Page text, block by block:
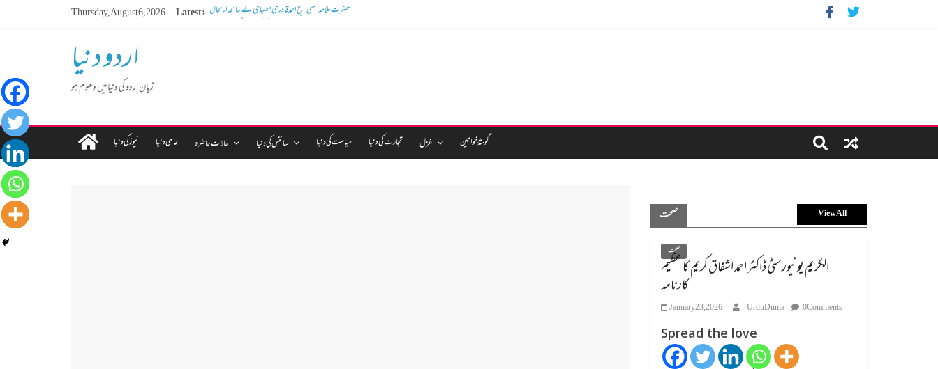
Thursday, August 6, 2026 Latest: ڈیجیٹل دور کا گمشدہ نوجوان
اردو دنیا
زبانِ اردو کی دنیا میں دھوم ہو
نیوز کی دنیا عالمی دنیا حالات حاضرہ سائنس کی دنیا سیاست کی دنیا تجارت کی دنیا غزل گوشۂ خواتین
صحت View All
صحت
الکریم یونیورسٹی ڈاکٹر احمد اشفاق کریم کا عظیم
کارنامہ
January 23, 2026 UrduDunia 0 Comments
Spread the love